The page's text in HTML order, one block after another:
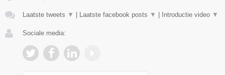
Laatste tweets ▼ Laatste facebook posts ▼ Introductie video ▼
Sociale media: